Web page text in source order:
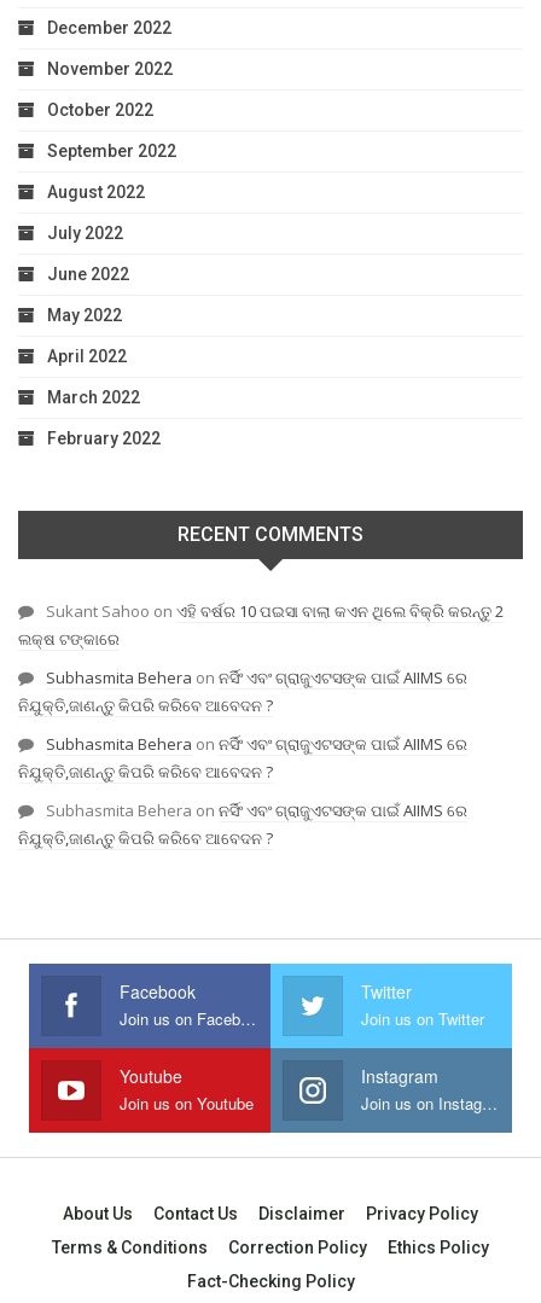
December 2022
November 2022
October 2022
September 2022
August 2022
July 2022
June 2022
May 2022
April 2022
March 2022
February 2022
RECENT COMMENTS
Sukant Sahoo on ଏହି ବର୍ଷର 10 ପଇସା ବାଲା କଏନ ଥିଲେ ବିକ୍ରି କରନ୍ତୁ 2
ଲକ୍ଷ ଟଙ୍କାରେ
Subhasmita Behera on ନର୍ସିଂ ଏବଂ ଗ୍ରାଜୁଏଟସଙ୍କ ପାଇଁ AIIMS ରେ
ନିଯୁକ୍ତି,ଜାଣନ୍ତୁ କିପରି କରିବେ ଆବେଦନ ?
Subhasmita Behera on ନର୍ସିଂ ଏବଂ ଗ୍ରାଜୁଏଟସଙ୍କ ପାଇଁ AIIMS ରେ
ନିଯୁକ୍ତି,ଜାଣନ୍ତୁ କିପରି କରିବେ ଆବେଦନ ?
Subhasmita Behera on ନର୍ସିଂ ଏବଂ ଗ୍ରାଜୁଏଟସଙ୍କ ପାଇଁ AIIMS ରେ
ନିଯୁକ୍ତି,ଜାଣନ୍ତୁ କିପରି କରିବେ ଆବେଦନ ?
Facebook
Join us on Facebook
Twitter
Join us on Twitter
Youtube
Join us on Youtube
Instagram
Join us on Instagram
About Us Contact Us Disclaimer
Privacy Policy
Terms & Conditions
Correction Policy
Ethics Policy
Fact-Checking Policy